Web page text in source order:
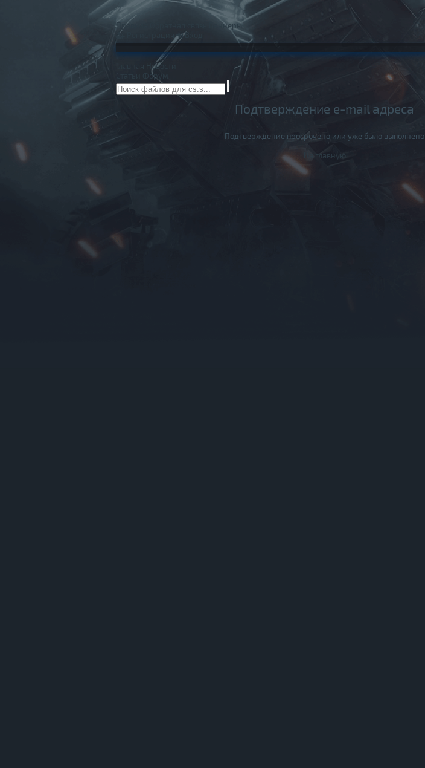
Правила
Баннеры
Вход
Новости
Форум
Подтверждение e-mail адреса
Подтверждение просрочено или уже было выполнено
На главную